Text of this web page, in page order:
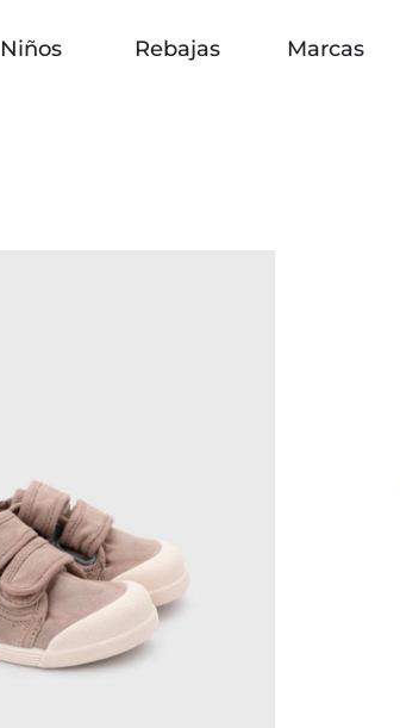
Niños Rebajas Marcas